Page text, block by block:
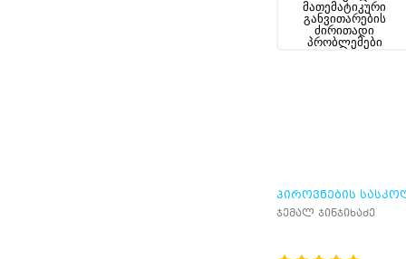
ᲞᲘᲠᲝᲕᲜᲔᲑᲘᲡ
ᲛᲐᲗᲔᲛᲐᲢᲘᲙᲣᲠᲘ
ჯემალ ჯინჯიხაძე